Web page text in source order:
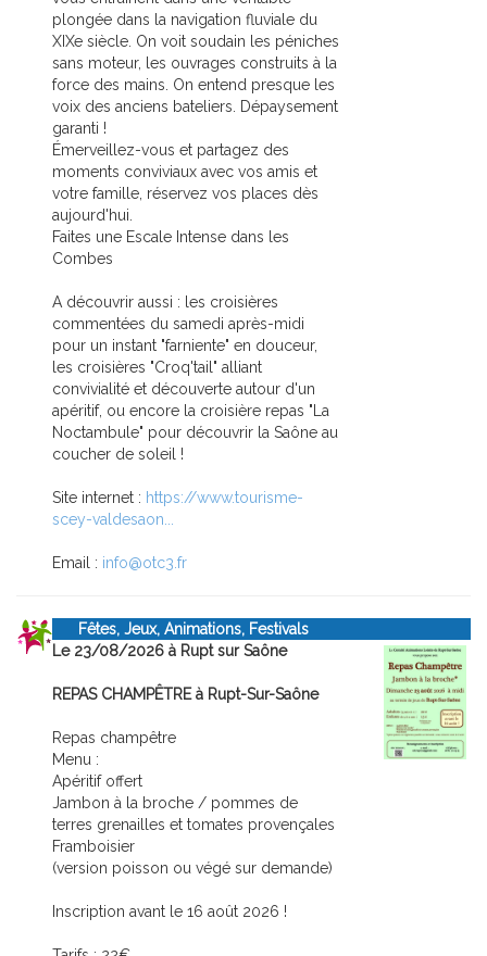
plongée dans la navigation fluviale du
XIXe siècle. On voit soudain les péniches
sans moteur, les ouvrages construits à la
force des mains. On entend presque les
voix des anciens bateliers. Dépaysement
garanti !
Émerveillez-vous et partagez des
moments conviviaux avec vos amis et
votre famille, réservez vos places dès
aujourd'hui.
Faites une Escale Intense dans les
Combes
A découvrir aussi : les croisières
commentées du samedi après-midi
pour un instant "farniente" en douceur,
les croisières "Croq'tail" alliant
convivialité et découverte autour d'un
apéritif, ou encore la croisière repas "La
Noctambule" pour découvrir la Saône au
coucher de soleil !
Site internet : https://www.tourisme-
scey-valdesaon...
Email : info@otc3.fr
Fêtes, Jeux, Animations, Festivals
Le 23/08/2026 à Rupt sur Saône
REPAS CHAMPÊTRE à Rupt-Sur-Saône
Repas champêtre
Menu :
Apéritif offert
Jambon à la broche / pommes de
terres grenailles et tomates provençales
Framboisier
(version poisson ou végé sur demande)
Inscription avant le 16 août 2026 !